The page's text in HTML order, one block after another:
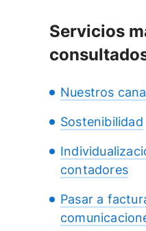
Servicios
Nuestros
Sostenibilidad
contadores
Pasar a